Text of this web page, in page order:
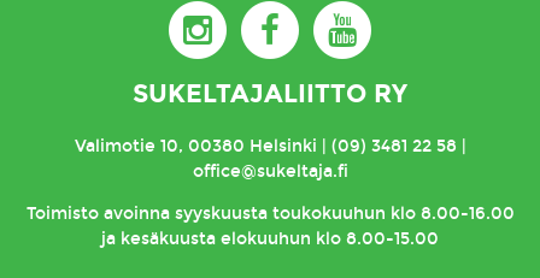
SUKELTAJALIITTO RY
Valimotie 10, 00380 Helsinki | (09) 3481 22 58 |
office@sukeltaja.fi
Toimistoavoinna syyskuusta toukokuuhun klo 8.00-16.00
ja kesäkuusta elokuuhun klo 8.00-15.00